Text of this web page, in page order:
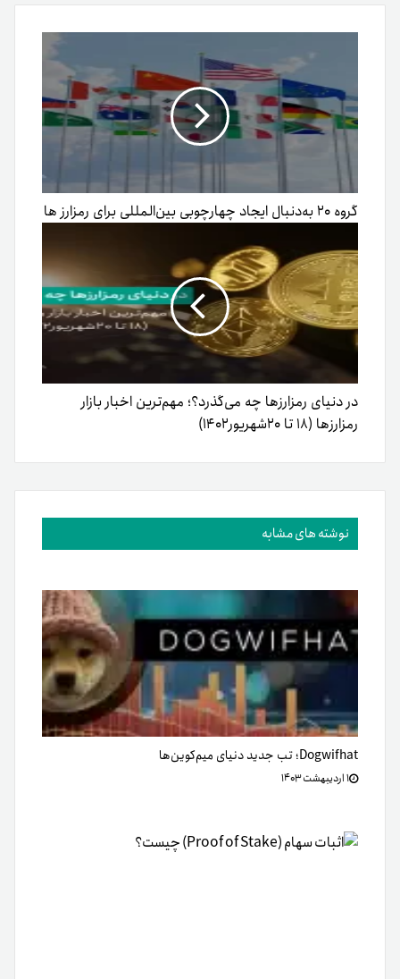
گروه ۲۰ به‌دنبال ایجاد چهارچوبی بین‌المللی برای رمزارز ها
در دنیای رمزارزها چه می‌گذرد؟؛ مهم‌ترین اخبار بازار
رمزارزها (۱۸ تا ۲۰شهریور۱۴۰۲)
نوشته های مشابه
Dogwifhat؛ تب جدید دنیای میم‌کوین‌ها
۱ اردیبهشت ۱۴۰۳